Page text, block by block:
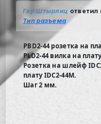
Гер Штырлиц ответил
Тип разъема
PBD2-44 розетка на
PLD2-44 вилка на
Розетка на шлейф
плату IDC2-44M.
Шаг 2 мм.